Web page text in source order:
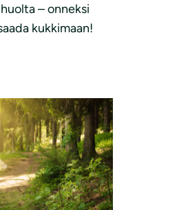
– onneksi
kukkimaan!